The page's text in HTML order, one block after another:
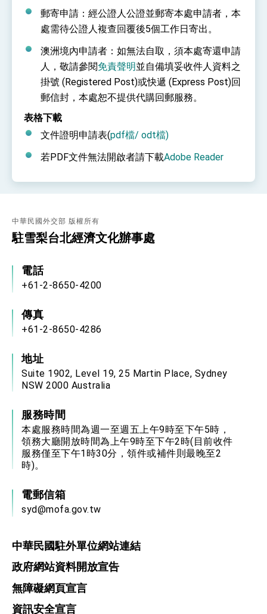
郵寄申請：經公證人公證並郵寄本處申請者，本
處需待公證人複查回覆後5個工作日寄出。
澳洲境內申請者：如無法自取，須本處寄還申請
人，敬請參閱免責聲明並自備填妥收件人資料之
掛號 (Registered Post)或快遞 (Express Post)回
郵信封，本處恕不提供代購回郵服務。
表格下載
文件證明申請表(pdf檔/ odt檔)
若PDF文件無法開啟者請下載Adobe Reader
中華民國外交部 版權所有
駐雪梨台北經濟文化辦事處
電話
+61-2-8650-4200
傳真
+61-2-8650-4286
地址
Suite 1902, Level 19, 25 Martin Place, Sydney
NSW 2000 Australia
服務時間
本處服務時間為週一至週五上午9時至下午5時，
領務大廳開放時間為上午9時至下午2時(目前收件
服務僅至下午1時30分，領件或補件則最晚至2
時)。
電郵信箱
syd@mofa.gov.tw
中華民國駐外單位網站連結
政府網站資料開放宣告
無障礙網頁宣言
資訊安全宣言